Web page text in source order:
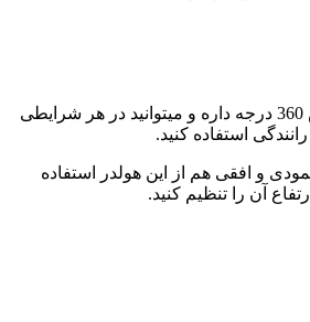
این هولدر قابلیت چرخش 360 درجه داره و میتوانید در هر شرایطی
استفاده کنید.
و افقی هم از این هولدر استفاده
آن را تنظیم کنید.